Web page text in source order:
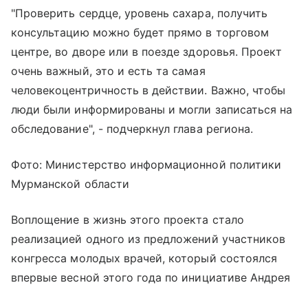
"Проверить сердце, уровень сахара, получить
консультацию можно будет прямо в торговом
центре, во дворе или в поезде здоровья. Проект
очень важный, это и есть та самая
человекоцентричность в действии. Важно, чтобы
люди были информированы и могли записаться на
обследование", - подчеркнул глава региона.
Фото: Министерство информационной политики
Мурманской области
Воплощение в жизнь этого проекта стало
реализацией одного из предложений участников
конгресса молодых врачей, который состоялся
впервые весной этого года по инициативе Андрея